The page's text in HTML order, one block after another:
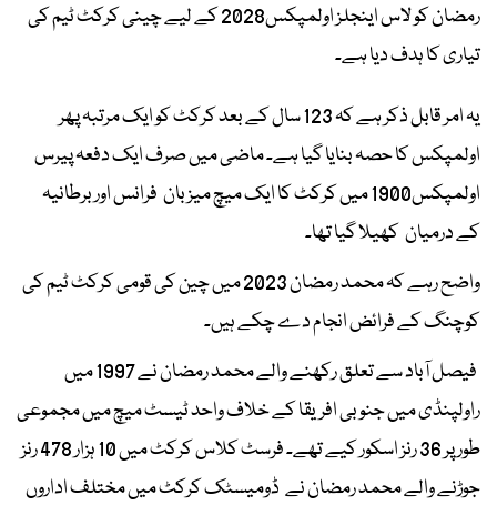
رمضان کو لاس اینجلز اولمپکس2028 کے لیے چینی کرکٹ ٹیم کی
تیاری کا ہدف دیا ہے۔
یہ امر قابل ذکر ہے کہ 123 سال کے بعد کرکٹ کو ایک مرتبہ پھر
اولمپکس کا حصہ بنایا گیا ہے۔ ماضی میں صرف ایک دفعہ پیرس
اولمپکس1900 میں کرکٹ کا ایک میچ میزبان فرانس اوربرطانیہ
کے درمیان کھیلا گیا تھا۔
واضح رہے کہ محمد رمضان 2023 میں چین کی قومی کرکٹ ٹیم کی
کوچنگ کے فرائض انجام دے چکے ہیں۔
فیصل آباد سے تعلق رکھنے والے محمد رمضان نے 1997 میں
راولپنڈی میں جنوبی افریقا کے خلاف واحد ٹیسٹ میچ میں مجموعی
طور پر 36 رنز اسکور کیے تھے۔ فرسٹ کلاس کرکٹ میں 10 ہزار 478 رنز
جوڑنے والے محمد رمضان نے ڈومیسٹک کرکٹ میں مختلف اداروں